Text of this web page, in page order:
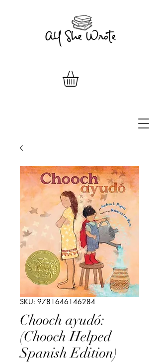
SKU: 9781646146284
Chooch ayudó:
(Chooch Helped
Spanish Edition)